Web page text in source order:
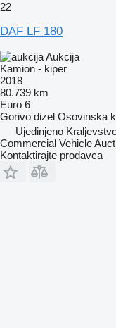
22
DAF LF 180
Aukcija
Kamion - kiper
2018
80.739 km
Euro 6
Gorivo dizel Osovinska
Ujedinjeno
Commercial Vehicle
Kontaktirajte prodavca